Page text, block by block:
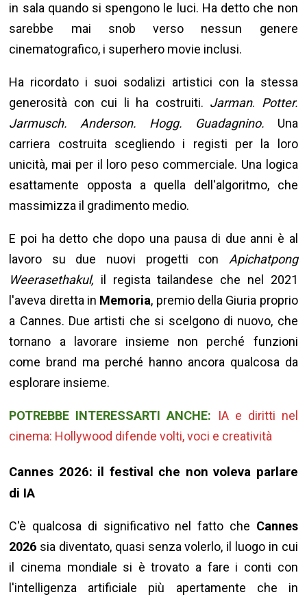
in sala quando si spengono le luci. Ha detto che non
sarebbe mai snob verso nessun genere
cinematografico, i superhero movie inclusi.
Ha ricordato i suoi sodalizi artistici con la stessa
generosità con cui li ha costruiti. Jarman. Potter.
Jarmusch. Anderson. Hogg. Guadagnino. Una
carriera costruita scegliendo i registi per la loro
unicità, mai per il loro peso commerciale. Una logica
esattamente opposta a quella dell'algoritmo, che
massimizza il gradimento medio.
E poi ha detto che dopo una pausa di due anni è al
lavoro su due nuovi progetti con Apichatpong
Weerasethakul, il regista tailandese che nel 2021
l'aveva diretta in Memoria, premio della Giuria proprio
a Cannes. Due artisti che si scelgono di nuovo, che
tornano a lavorare insieme non perché funzioni
come brand ma perché hanno ancora qualcosa da
esplorare insieme.
POTREBBE INTERESSARTI ANCHE:
IA e diritti nel
cinema: Hollywood difende volti, voci e creatività
Cannes 2026: il festival che non voleva parlare
di IA
C'è qualcosa di significativo nel fatto che Cannes
2026 sia diventato, quasi senza volerlo, il luogo in cui
il cinema mondiale si è trovato a fare i conti con
l'intelligenza artificiale più apertamente che in